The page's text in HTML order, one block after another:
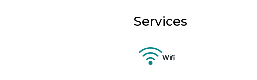
Services
Wifi